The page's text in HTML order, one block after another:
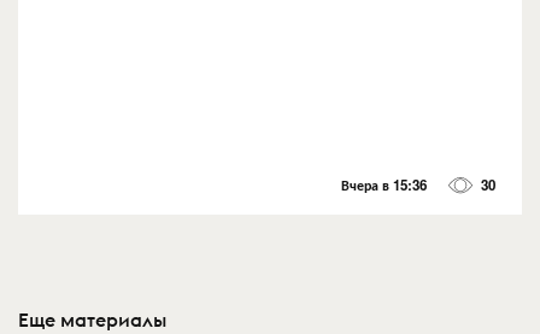
Вчера в 15:36 30
Еще материалы